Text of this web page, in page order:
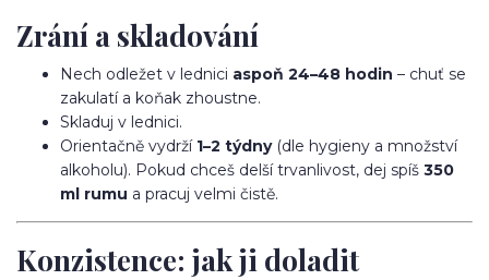
Zrání a skladování
Nech odležet v lednici aspoň 24–48 hodin – chuť se
zakulatí a koňak zhoustne.
Skladuj v lednici.
Orientačně vydrží 1–2 týdny(dle hygieny a množství
alkoholu). Pokud chceš delší trvanlivost, dej spíš 350
ml rumu a pracuj velmi čistě.
Konzistence: jak ji doladit